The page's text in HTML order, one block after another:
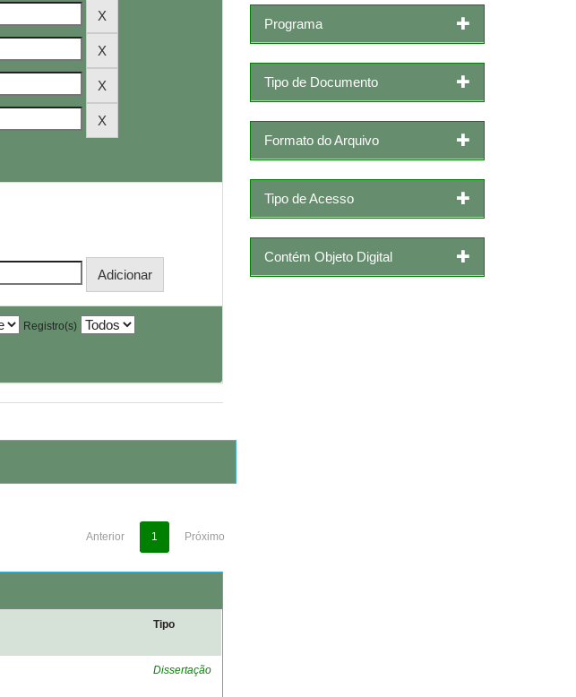
Registro(s)
Anterior 1 Próximo
Tipo
Dissertação
Programa
Tipo de Documento
Formato do Arquivo
Tipo de Acesso
Contém Objeto Digital